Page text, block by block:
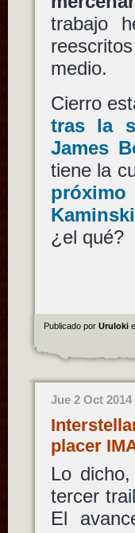
trabajo
medio.
Cierro
tras la
James
tiene la
Kaminski
¿el qué?
Publicado por Uruloki
Jue 2 Oct 2014
placer
Lo
tercer
El